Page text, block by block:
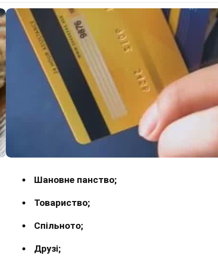
Шановне панство;
Товариство;
Спільното;
Друзі;